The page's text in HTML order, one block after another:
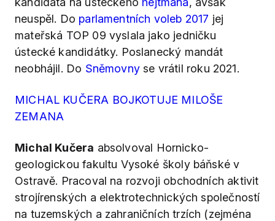
neuspěl. Do parlamentních voleb 2017 jej
mateřská TOP 09 vyslala jako jedničku
ústecké kandidátky. Poslanecký mandát
neobhájil. Do Sněmovnyse vrátil roku 2021.
MICHAL KUČERA BOJKOTUJE MILOŠE
ZEMANA
Michal Kučera absolvoval Hornicko-
geologickou fakultu Vysoké školy báňské v
Ostravě. Pracoval na rozvoji obchodních aktivit
strojírenských a elektrotechnických společností
na tuzemských a zahraničních trzích (zejména